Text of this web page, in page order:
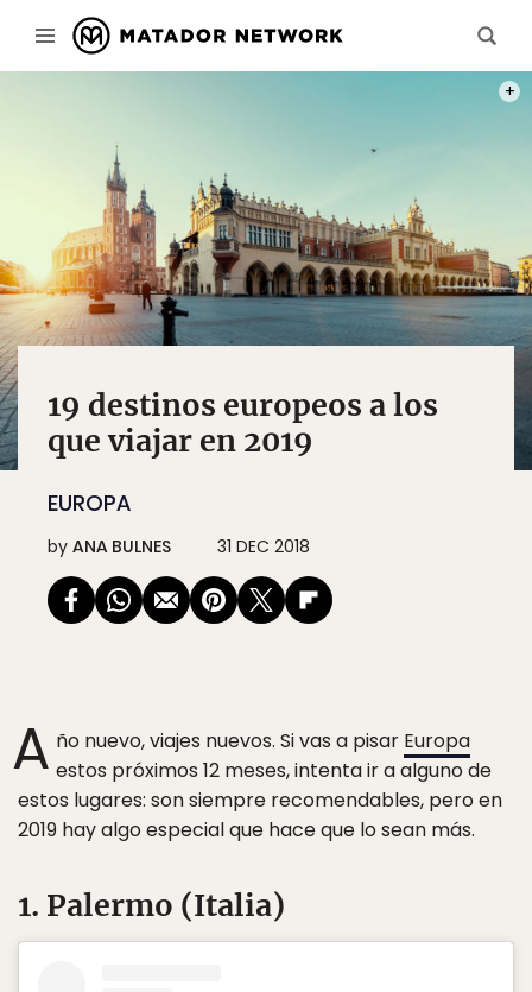
19 destinos europeos a los
que viajar en 2019
EUROPA
by ANA BULNES 31 DEC 2018
A ño nuevo, viajes nuevos. Si vas a pisar Europa
estos próximos 12 meses, intenta ir a alguno de
estos lugares: son siempre recomendables, pero en
2019 hay algo especial que hace que lo sean más.
1. Palermo (Italia)